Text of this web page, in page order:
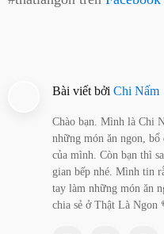
Bài viết bởi Chi Nấm
Chào bạn. Mình là Chi
những món ăn ngon, bổ
của mình. Còn bạn thì
gian bếp nhé. Mình tin
tay làm những món ăn
chia sẻ ở Thật Là Ngon